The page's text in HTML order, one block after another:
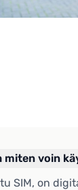
miten voin
SIM, on